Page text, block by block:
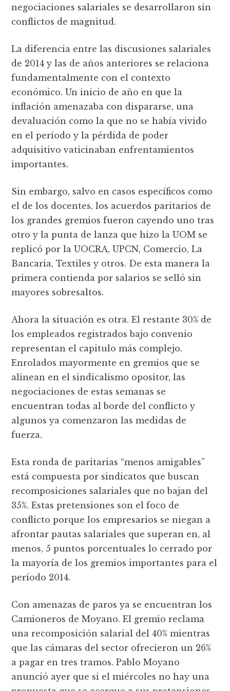
negociaciones salariales se desarrollaron sin
conflictos de magnitud.
La diferencia entre las discusiones salariales
de 2014 y las de años anteriores se relaciona
fundamentalmente con el contexto
económico. Un inicio de año en que la
inflación amenazaba con dispararse, una
devaluación como la que no se había vivido
en el período y la pérdida de poder
adquisitivo vaticinaban enfrentamientos
importantes.
Sin embargo, salvo en casos específicos como
el de los docentes, los acuerdos paritarios de
los grandes gremios fueron cayendo uno tras
otro y la punta de lanza que hizo la UOM se
replicó por la UOCRA, UPCN, Comercio, La
Bancaria, Textiles y otros. De esta manera la
primera contienda por salarios se selló sin
mayores sobresaltos.
Ahora la situación es otra. El restante 30% de
los empleados registrados bajo convenio
representan el capitulo más complejo.
Enrolados mayormente en gremios que se
alinean en el sindicalismo opositor, las
negociaciones de estas semanas se
encuentran todas al borde del conflicto y
algunos ya comenzaron las medidas de
fuerza.
Esta ronda de paritarias “menos amigables”
está compuesta por sindicatos que buscan
recomposiciones salariales que no bajan del
35%. Estas pretensiones son el foco de
conflicto porque los empresarios se niegan a
afrontar pautas salariales que superan en, al
menos, 5 puntos porcentuales lo cerrado por
la mayoría de los gremios importantes para el
período 2014.
Con amenazas de paros ya se encuentran los
Camioneros de Moyano. El gremio reclama
una recomposición salarial del 40% mientras
que las cámaras del sector ofrecieron un 26%
a pagar en tres tramos. Pablo Moyano
anunció ayer que si el miércoles no hay una